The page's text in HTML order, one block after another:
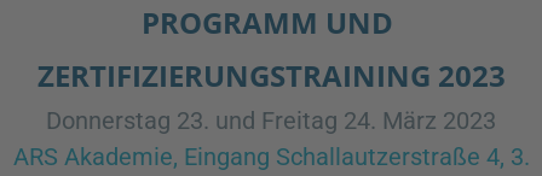
PROGRAMM UND
ZERTIFIZIERUNGSTRAINING 2023
Donnerstag 23. und Freitag 24. März 2023
ARS Akademie, Eingang Schallautzerstraße 4, 3.